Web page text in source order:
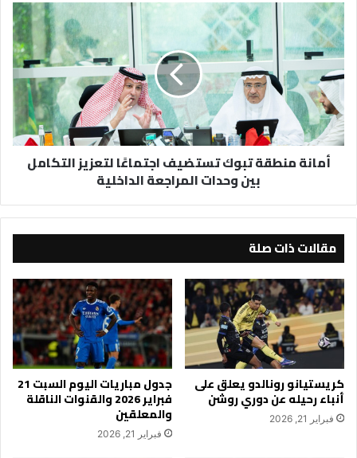
الجولة
الثامنة
_فيديو
أمانة
منطقة
تبوك
تستضيف
اجتماعًا
لتعزيز
التكامل
بين
وحدات
المراجعة
أمانة منطقة تبوك تستضيف اجتماعًا لتعزيز التكامل
بين وحدات المراجعة الداخلية
مقالات ذات صلة
كريستيانو رونالدو يعلق على
أنباء رحيله عن دوري روشن
فبراير 21, 2026
جدول مباريات اليوم السبت 21
فبراير 2026 والقنوات الناقلة
والمعلقين
فبراير 21, 2026